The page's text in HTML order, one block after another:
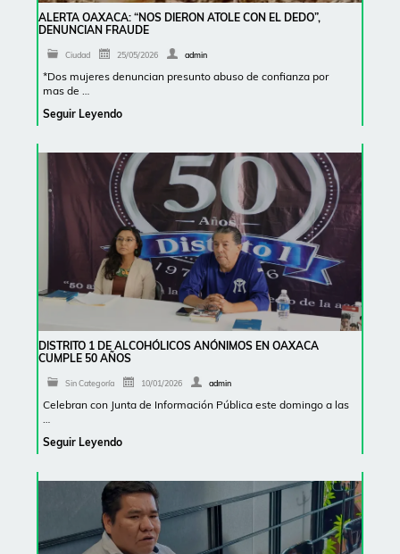
ALERTA OAXACA: “NOS DIERON ATOLE CON EL DEDO”,
DENUNCIAN FRAUDE
Ciudad 25/05/2026 admin
*Dos mujeres denuncian presunto abuso de confianza por
mas de …
Seguir Leyendo
DISTRITO 1 DE ALCOHÓLICOS ANÓNIMOS EN OAXACA
CUMPLE 50 AÑOS
Sin Categoría 10/01/2026 admin
Celebran con Junta de Información Pública este domingo a las
…
Seguir Leyendo